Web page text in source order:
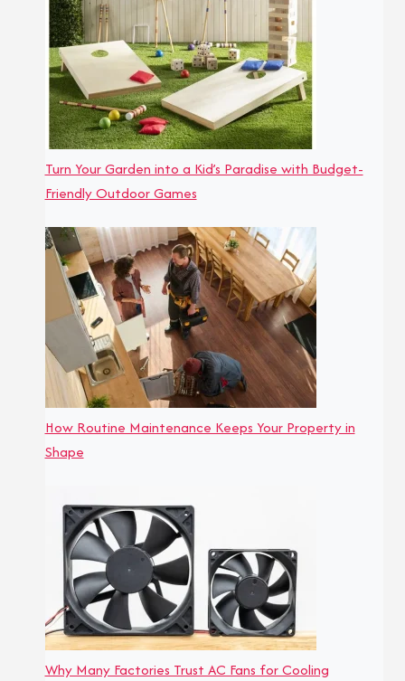
Turn Your Garden into a Kid’s Paradise with Budget-
Friendly Outdoor Games
How Routine Maintenance Keeps Your Property in
Shape
Why Many Factories Trust AC Fans for Cooling